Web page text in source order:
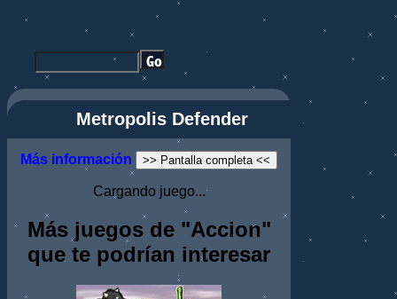
Metropolis Defender
Más información >> Pantalla completa <<
Cargando juego...
Más juegos de "Accion"
que te podrían interesar